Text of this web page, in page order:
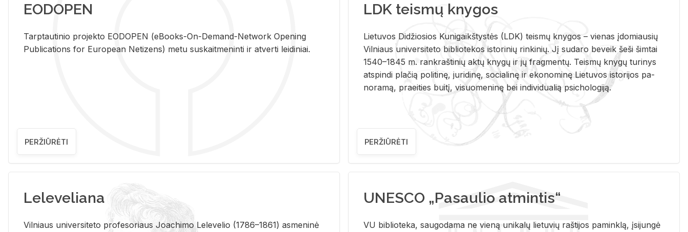
EODOPEN
Tarp­tau­ti­nio pro­jek­to EO­DO­PEN (eBo­oks-On-De­mand-Ne­twork Ope­ning
Pub­li­ca­tions for Eu­ro­pe­an Ne­ti­zens) metu su­skait­me­nin­ti ir at­ver­ti lei­di­niai.
PERŽIŪRĖTI
LDK teismų knygos
Lie­tu­vos Di­džio­sios Ku­ni­gaikš­tys­tės (LDK) teis­mų kny­gos – vie­nas įdo­miau­sių
Vil­niaus uni­ver­si­te­to bi­b­lio­te­kos is­to­ri­nių rin­ki­nių. Jį su­da­ro be­veik šeši šim­tai
1540–1845 m. rank­raš­ti­nių aktų kny­gų ir jų frag­men­tų. Teis­mų kny­gų tu­ri­nys
at­spin­di pla­čią po­li­ti­nę, ju­ri­di­nę, so­cia­li­nę ir eko­no­mi­nę Lie­tu­vos is­to­ri­jos pa­
no­ra­mą, pra­ei­ties bui­tį, vi­suo­me­ni­nę bei in­di­vi­dua­lią psi­cho­lo­gi­ją.
PERŽIŪRĖTI
Leleveliana
Vil­niaus uni­ver­si­te­to pro­fe­so­riaus Jo­a­chi­mo Le­le­ve­lio (1786–1861) as­me­ni­nė
UNESCO „Pasaulio atmintis“
VU biblioteka, saugodama ne vieną unikalų lietuvių raštijos paminklą, įsijungė